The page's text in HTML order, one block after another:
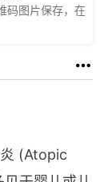
码图片保存，在
(Atopic